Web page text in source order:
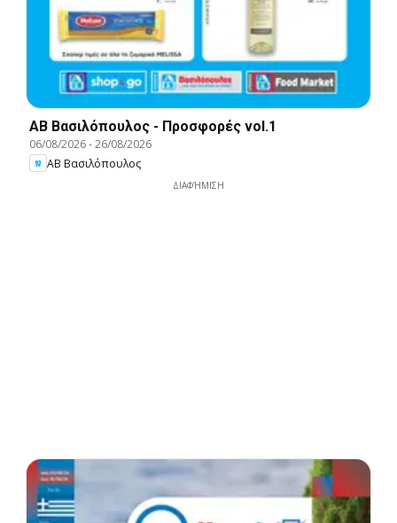
ΑΒ Βασιλόπουλος - Προσφορές vol.1
06/08/2026-26/08/2026
ΑΒ Βασιλόπουλος
ΔΙΑΦΉΜΙΣΗ